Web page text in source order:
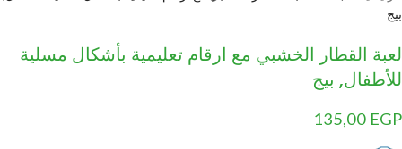
بيج
لعبة القطار الخشبي مع ارقام تعليمية بأشكال مسلية
للأطفال, بيج
135,00 EGP